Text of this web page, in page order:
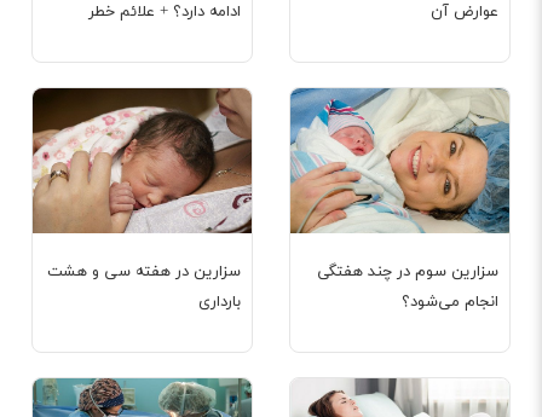
ادامه دارد؟ + علائم خطر
عوارض آن
سزارین در هفته سی و هشت
بارداری
سزارین سوم در چند هفتگی
انجام می‌شود؟